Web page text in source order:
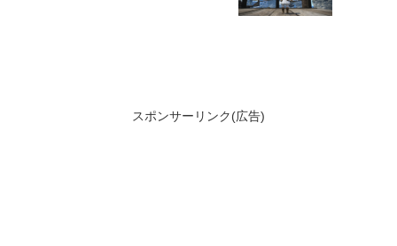
スポンサーリンク(広告)